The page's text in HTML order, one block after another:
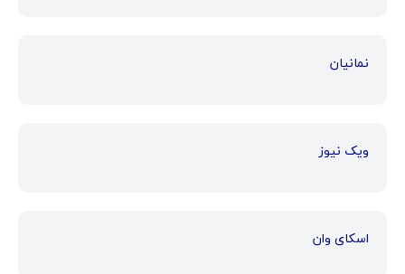
نمانیان
ویک نیوز
اسکای وان